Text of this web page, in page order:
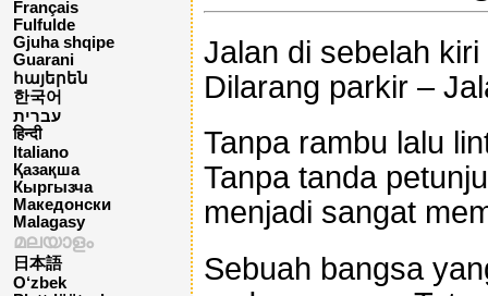
Français
Fulfulde
Gjuha shqipe
Guarani
հայերեն
한국어
עברית
हिन्दी
Italiano
Қазақша
Кыргызча
Македонски
Malagasy
മലയാളം
日本語
O‘zbek
Jalan di sebelah
Dilarang parkir –
Tanpa rambu lalu
Tanpa tanda
menjadi sangat
Sebuah bangsa